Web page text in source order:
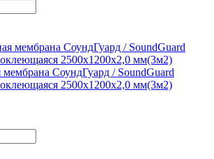
мембрана СоундГуард / SoundGuard
2500х1200х2,0 мм(3м2)